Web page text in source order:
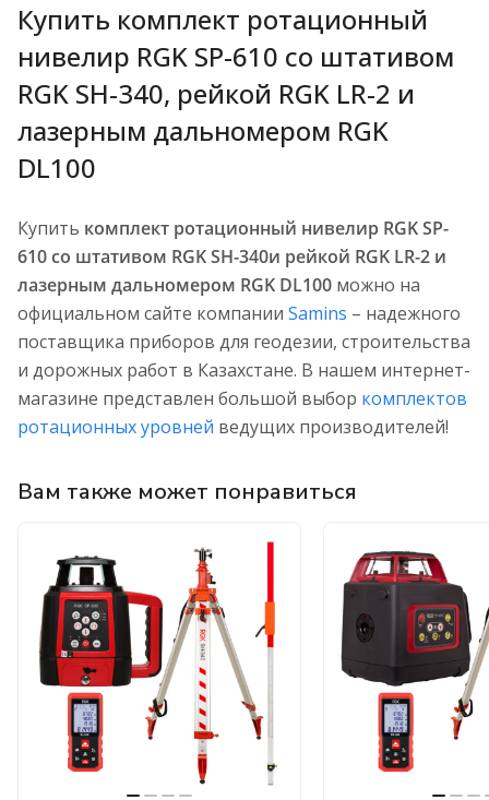
Купить комплект ротационный
нивелир RGK SP-610 со штативом
RGK SH-340, рейкой RGK LR-2 и
лазерным дальномером RGK
DL100
Купить комплект ротационный нивелир RGK SP-
610 со штативом RGK SH-340и рейкой RGK LR-2 и
лазерным дальномером RGK DL100 можно на
официальном сайте компании Samins – надежного
поставщика приборов для геодезии, строительства
и дорожных работ в Казахстане. В нашем интернет-
магазине представлен большой выбор комплектов
ротационных уровней ведущих производителей!
Вам также может понравиться